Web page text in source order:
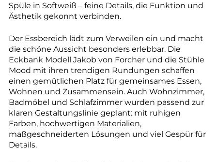
Spüle in Softweiß – feine Details, die Funktion und
Ästhetik gekonnt verbinden.
Der Essbereich lädt zum Verweilen ein und macht
die schöne Aussicht besonders erlebbar. Die
Eckbank Modell Jakob von Forcher und die Stühle
Mood mit ihren trendigen Rundungen schaffen
einen gemütlichen Platz für gemeinsames Essen,
Wohnen und Zusammensein. Auch Wohnzimmer,
Badmöbel und Schlafzimmer wurden passend zur
klaren Gestaltungslinie geplant: mit ruhigen
Farben, hochwertigen Materialien,
maßgeschneiderten Lösungen und viel Gespür für
Details.